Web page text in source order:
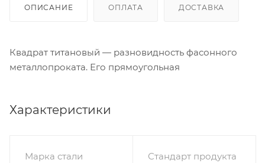
ОПИСАНИЕ ОПЛАТА ДОСТАВКА
Квадрат титановый — разновидность фасонного
металлопроката. Его прямоугольная
Характеристики
Марка стали
Стандарт продукта